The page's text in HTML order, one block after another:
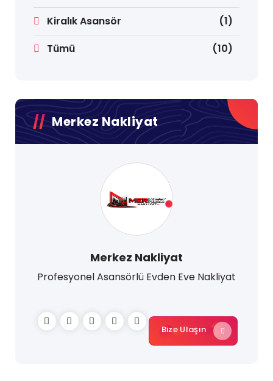
Kiralık Asansör
(1)
Tümü
(10)
Merkez Nakliyat
Merkez Nakliyat
Profesyonel Asansörlü Evden Eve Nakliyat
Bize Ulaşın